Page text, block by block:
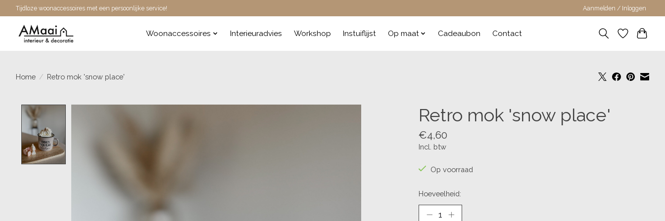
Tijdloze woonaccessoires met een persoonlijke service! Aanmelden / Inloggen
Woonaccessoires Interieuradvies Workshop Instuiflijst Op maat Cadeaubon Contact
Home / Retro mok 'snow place'
Retro mok 'snow place'
€4,60
Incl. btw
Op voorraad
Hoeveelheid: